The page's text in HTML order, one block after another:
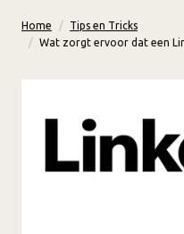
Home
Tips en Tricks
Wat zorgt ervoor dat een